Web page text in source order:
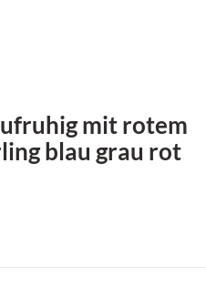
mit rotem
blau grau rot